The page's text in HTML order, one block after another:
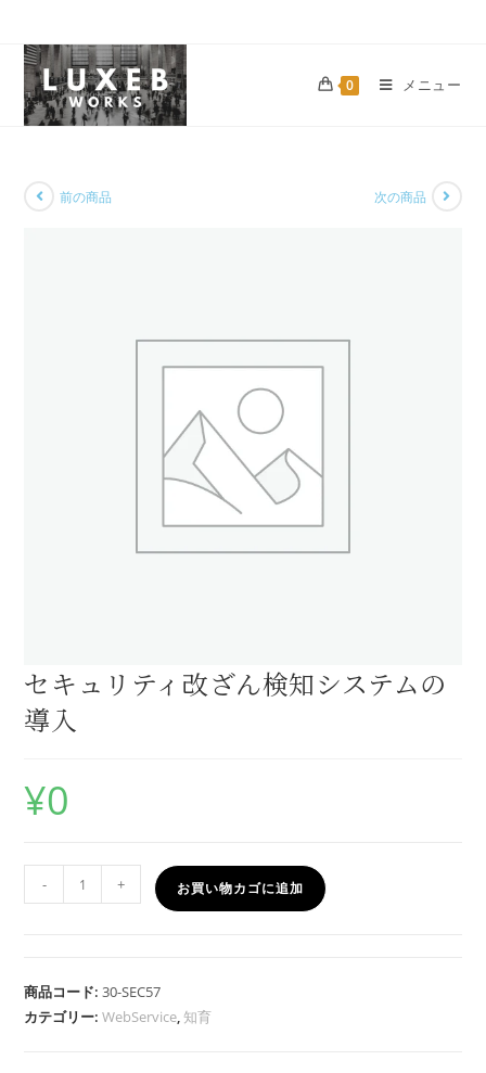
0 メニュー
前の商品 次の商品
セキュリティ改ざん検知システムの
導入
¥0
- + お買い物カゴに追加
商品コード:30-SEC57
カテゴリー:WebService, 知育